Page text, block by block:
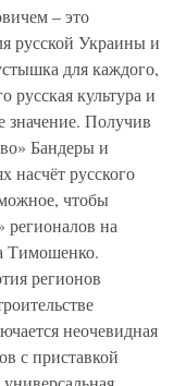
– это
русской Украины и
для каждого,
русская культура и
значение. Получив
Бандеры и
насчёт русского
чтобы
регионалов на
Тимошенко.
регионов
неочевидная
с приставкой